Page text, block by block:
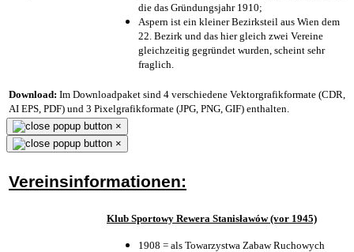
die das Gründungsjahr 1910;
Aspern ist ein kleiner Bezirksteil aus Wien dem
22. Bezirk und das hier gleich zwei Vereine
gleichzeitig gegründet wurden, scheint sehr
fraglich.
Download: Im Downloadpaket sind 4 verschiedene Vektorgrafikformate (CDR,
AI EPS, PDF) und 3 Pixelgrafikformate (JPG, PNG, GIF) enthalten.
×
×
Vereinsinformationen:
Klub Sportowy Rewera Stanisławów (vor 1945)
1908 = als Towarzystwa Zabaw Ruchowych